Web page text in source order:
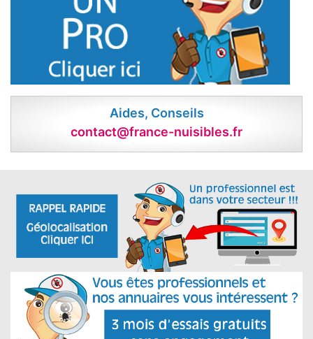
Aides, Conseils
contact@france-nuisibles.fr